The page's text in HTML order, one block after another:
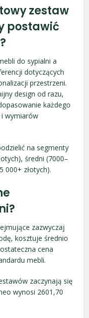
zestaw
postawić
do sypialni a
dotyczących
przestrzeni.
design od razu,
każdego
wymiarów
na segmenty
średni (7000–
000+ złotych).
zazwyczaj
kosztuje średnio
cena
mebli.
zaczynają się
wynosi 2601,70